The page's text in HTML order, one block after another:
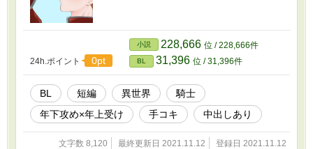
24h.ポイント 0pt
小説 228,666 位 / 228,666件
BL 31,396 位 / 31,396件
BL 短編 異世界
騎士
年下攻め×年上受け
手コキ 中出しあり
文字数 8,120 最終更新日 2021.11.12 登録日 2021.11.12